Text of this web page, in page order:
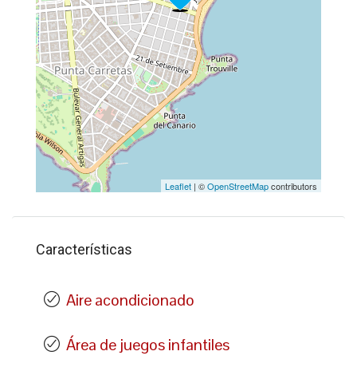
Leaflet | ©OpenStreetMapcontributors
Características
Aire acondicionado
Área de juegos infantiles